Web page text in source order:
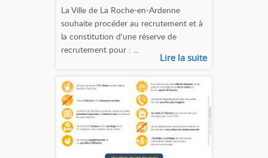
La Ville de La Roche-en-Ardenne
souhaite procéder au recrutement et à
la constitution d'une réserve de
recrutement pour : ...
Lire la suite